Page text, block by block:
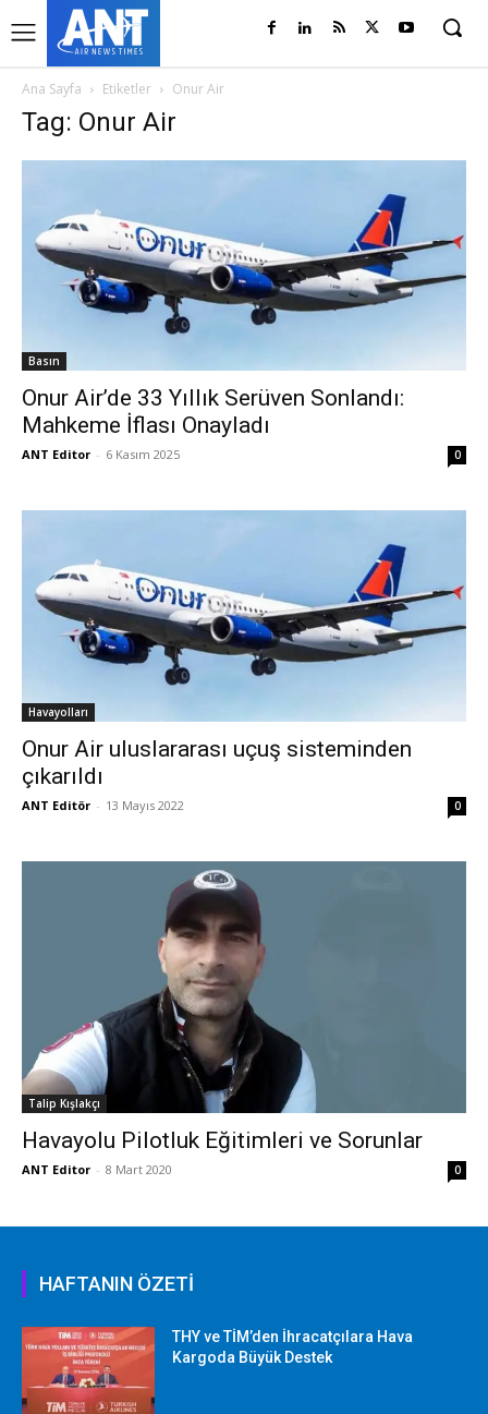
Ana Sayfa Etiketler Onur Air
Tag: Onur Air
Basın
Onur Air’de 33 Yıllık Serüven Sonlandı:
Mahkeme İflası Onayladı
ANT Editor - 6 Kasım 2025 0
Havayolları
Onur Air uluslararası uçuş sisteminden
çıkarıldı
ANT Editör - 13 Mayıs 2022 0
Talip Kışlakçı
Havayolu Pilotluk Eğitimleri ve Sorunlar
ANT Editor - 8 Mart 2020 0
HAFTANIN ÖZETİ
THY ve TİM’den İhracatçılara Hava
Kargoda Büyük Destek